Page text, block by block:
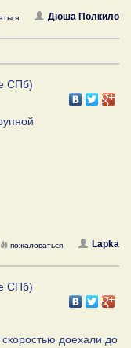
Дюша Полкило
СПб)
Lapka
пожаловаться
СПб)
доехали до